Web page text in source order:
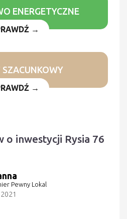
ENERGETYCZNE
→
SZACUNKOWY
→
o inwestycji Rysia 76
Pewny Lokal